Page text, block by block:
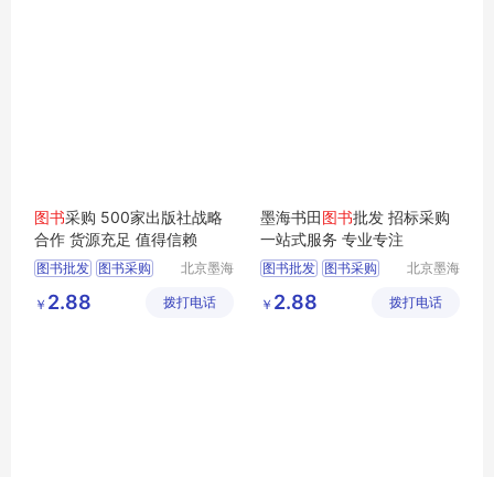
图书采购 500家出版社战略
合作 货源充足 值得信赖
图书批发 图书采购
图书
北京墨海
有限公司
￥ 2.88 拨打电话
墨海书田图书批发 招标采购
一站式服务 专业专注
图书批发 图书采购
图书
北京墨海
有限公司
￥ 2.88 拨打电话